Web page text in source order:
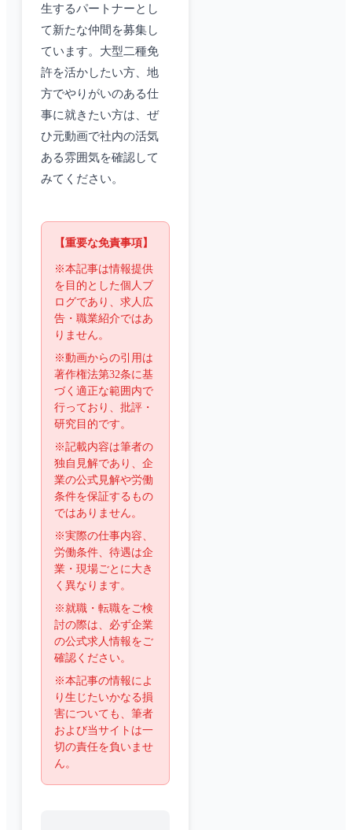
生するパートナーとし
て新たな仲間を募集し
ています。大型二種免
許を活かしたい方、地
方でやりがいのある仕
事に就きたい方は、ぜ
ひ元動画で社内の活気
ある雰囲気を確認して
みてください。
【重要な免責事項】
※本記事は情報提供
を目的とした個人ブ
ログであり、求人広
告・職業紹介ではあ
りません。
※動画からの引用は
著作権法第32条に基
づく適正な範囲内で
行っており、批評・
研究目的です。
※記載内容は筆者の
独自見解であり、企
業の公式見解や労働
条件を保証するもの
ではありません。
※実際の仕事内容、
労働条件、待遇は企
業・現場ごとに大き
く異なります。
※就職・転職をご検
討の際は、必ず企業
の公式求人情報をご
確認ください。
※本記事の情報によ
り生じたいかなる損
害についても、筆者
および当サイトは一
切の責任を負いませ
ん。